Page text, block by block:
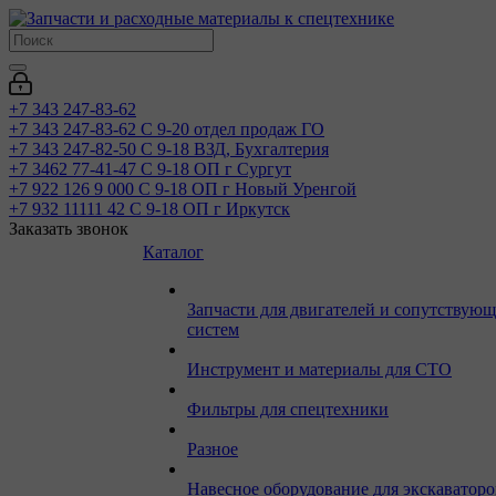
+7 343 247-83-62
+7 343 247-83-62 С 9-20 отдел продаж ГО
+7 343 247-82-50 С 9-18 ВЗД, Бухгалтерия
+7 3462 77-41-47 С 9-18 ОП г Сургут
+7 922 126 9 000 С 9-18 ОП г Новый Уренгой
+7 932 11111 42 С 9-18 ОП г Иркутск
Заказать звонок
Каталог
Запчасти для двигателей и
систем
Инструмент и материалы для СТО
Фильтры для спецтехники
Разное
Навесное оборудование для